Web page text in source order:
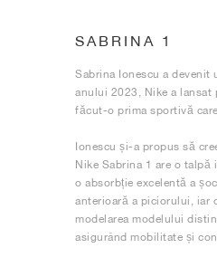
SABRINA 1
Sabrina Ionescu a
anului 2023, Nike a lansat
făcut-o prima sportivă
Ionescu și-a propus să
Nike Sabrina 1 are o
o absorbție excelentă a
anterioară a piciorului,
modelarea modelului
asigurând mobilitate și